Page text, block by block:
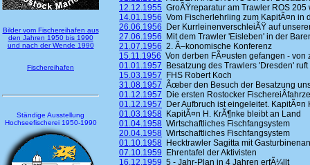
Bilder vom Fischereihafen aus
den Jahren 1950 bis 1990
und nach der Wende 1990
Fischereihafen
Ständige Ausstellung
Hochseefischerei 1950-1990
12.12.1955 GroÃŸreparatur am Trawler ROS
14.01.1956 Vom Fischerlehrling zum KapitÃ¤n in
26.06.1956 Der KurrleinenverschleiÃŸ auf
27.06.1956 Mit dem Trawler 'Eisleben' in der
21.07.1956 2. Ã–konomische Konferenz
15.11.1956 Von derben FÃ¤usten gefangen - von
01.01.1957 Besatzung des Trawlers 'Dresden'
15.03.1957 FHS Robert Koch
31.08.1957 Ãœber den Besuch der Besatzung
01.12.1957 Die ersten Rostocker
01.12.1957 Der Aufbruch ist eingeleitet.
01.03.1958 KapitÃ¤n H. KrÃ¶nke bleibt an Land
01.04.1958 Wirtschaftliches Fischfangsystem
20.04.1958 Wirtschaftliches Fischfangsystem
01.10.1958 Hecktrawler Sagitta mit
07.10.1959 Ehrentafel der Aktivisten
16.12.1959 5 - Jahr-Plan in 4 Jahren erfÃ¼llt